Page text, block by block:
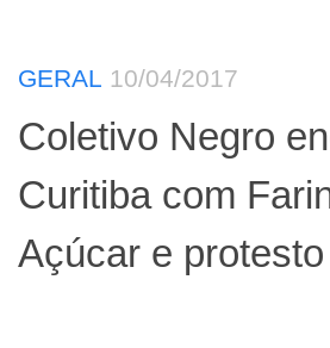
GERAL 10/04/2017
Coletivo Negro
Curitiba com
Açúcar e protesto